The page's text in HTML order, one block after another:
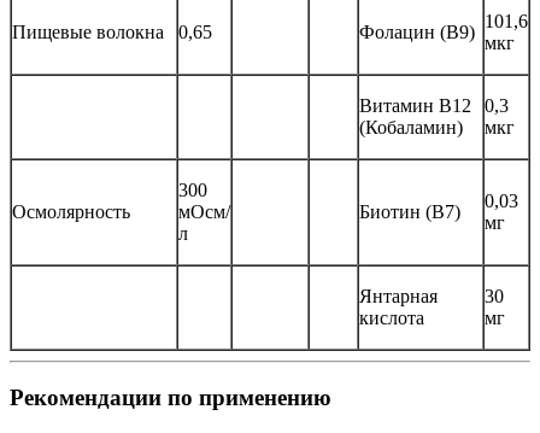
Пищевые волокна 0,65 Фолацин (B9)
101,6
мкг
Витамин B12
(Кобаламин)
0,3
мкг
Осмолярность
300
мОсм/
л
Биотин (B7)
0,03
мг
Янтарная
кислота
30
мг
Рекомендации по применению